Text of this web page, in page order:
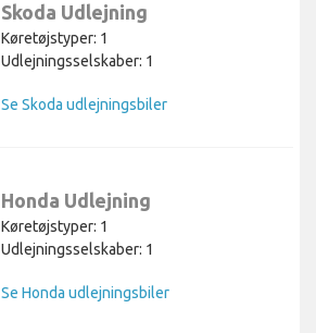
Skoda Udlejning
Køretøjstyper: 1
Udlejningsselskaber: 1
Se Skoda udlejningsbiler
Honda Udlejning
Køretøjstyper: 1
Udlejningsselskaber: 1
Se Honda udlejningsbiler